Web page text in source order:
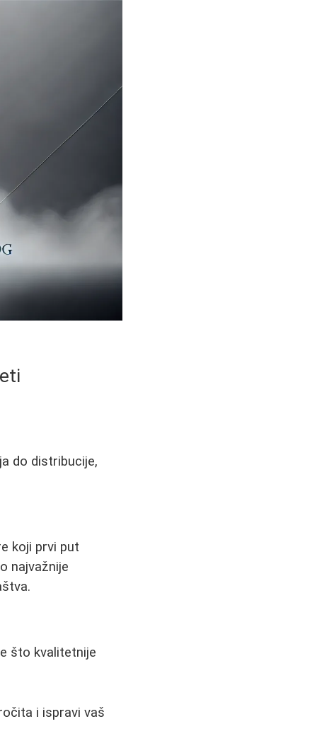
do distribucije,
koji prvi put
najvažnije
što kvalitetnije
i ispravi vaš